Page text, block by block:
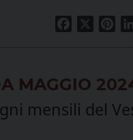
Facebook
MAGGIO
mensili del